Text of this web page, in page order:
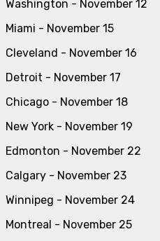
Washington - November 12
Miami - November 15
Cleveland - November 16
Detroit - November 17
Chicago - November 18
New York - November 19
Edmonton - November 22
Calgary - November 23
Winnipeg - November 24
Montreal - November 25